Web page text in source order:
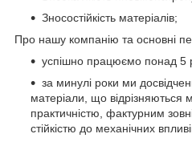
Зносостійкість матеріалів;
Про нашу компанію та основні
успішно працюємо понад 5
за минулі роки ми
матеріали, що відрізняються
практичністю, фактурним
стійкістю до механічних